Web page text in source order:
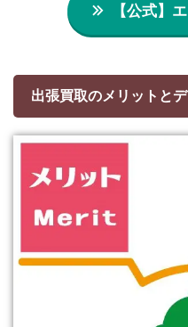
【公式】
出張買取のメリットと